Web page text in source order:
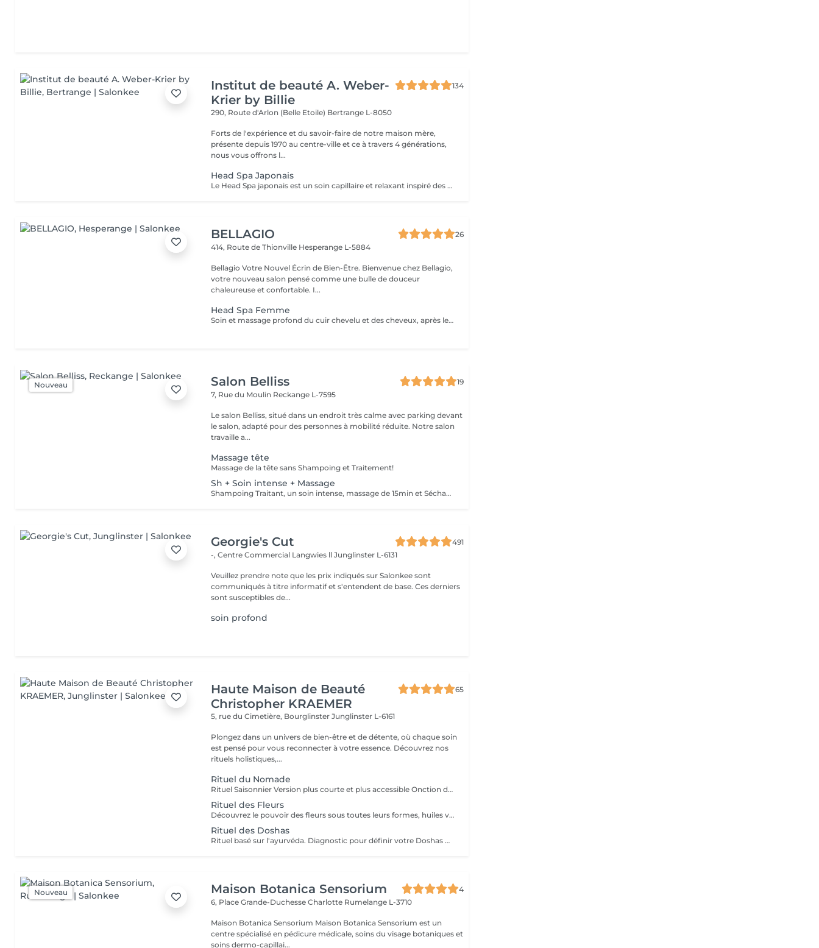
Institut de beauté A. Weber-
Krier by Billie
134
290, Route d'Arlon (Belle Etoile) Bertrange L-8050
Forts de l'expérience et du savoir-faire de notre maison mère,
présente depuis 1970 au centre-ville et ce à travers 4 générations,
nous vous offrons l...
Head Spa Japonais
Le Head Spa japonais est un soin capillaire et relaxant inspiré des rituels de bien-être japonais. Alliant techniques de massage du cuir chevelu, soins purifiants et hydratants, il cible à la fois la santé des cheveux et l'apaisement de l'esprit. Grâce à des mouvements précis et à des produits naturels, ce rituel libère les tensions, améliore la circulation sanguine et stimule la croissance capillaire. Idéal pour ceux qui recherchent un moment de détente profonde et des cheveux revitalisés, le Head Spa japonais apporte fraîcheur, équilibre et éclat des racines aux pointes.
BELLAGIO
26
414, Route de Thionville Hesperange L-5884
Bellagio Votre Nouvel Écrin de Bien-Être. Bienvenue chez Bellagio,
votre nouveau salon pensé comme une bulle de douceur
chaleureuse et confortable. I...
Head Spa Femme
Soin et massage profond du cuir chevelu et des cheveux, après le soins un brushing ou séchage naturelle .
Nouveau Salon Belliss
19
7, Rue du Moulin Reckange L-7595
Le salon Belliss, situé dans un endroit très calme avec parking devant
le salon, adapté pour des personnes à mobilité réduite. Notre salon
travaille a...
Massage tête
Massage de la tête sans Shampoing et Traitement!
Sh + Soin intense + Massage
Shampoing Traitant, un soin intense, massage de 15min et Séchage
Georgie's Cut
491
-, Centre Commercial Langwies llJunglinster L-6131
Veuillez prendre note que les prix indiqués sur Salonkee sont
communiqués à titre informatif et s'entendent de base. Ces derniers
sont susceptibles de...
soin profond
Haute Maison de Beauté
Christopher KRAEMER
65
5, rue du Cimetière, BourglinsterJunglinster L-6161
Plongez dans un univers de bien-être et de détente, où chaque soin
est pensé pour vous reconnecter à votre essence. Découvrez nos
rituels holistiques,...
Rituel du Nomade
Rituel Saisonnier Version plus courte et plus accessible Onction d'huile d'aloès-vera-argan-dattier, gommage aux pépins de fraise et poudre d'ananas, cataplasme au rhassoul, bain de vapeur citron vert-menthe, shampooing citron vert-lavande-ylang-ylang, masque Néroli-ciste ladanifère-menthe avec massage de la tête, cascade, pulvérisation faciale hydrolat de fleur d'oranger
Rituel des Fleurs
Découvrez le pouvoir des fleurs sous toutes leurs formes, huiles végétales, essentielles, infusions etc Un moment de poésie, qui vous laissera sans voix.. Véritable moment de relaxation complète. Sauna infrarouge, Massage shiatsu, bol d'air jacquier, douche. Onction d'huiles précieuses, hammam crânien, facial et respiratoire, bains rythmés avec méditation guidée, exercices de sophrologie, shampooing, pose de masque et massage crânien, rituel de la cascade, rinçage à l'infusion de plantes et pulvérisation faciale aux hydrolats qui clôturent le soin. Ne comprend pas le séchage des cheveux.
Rituel des Doshas
Rituel basé sur l'ayurvéda. Diagnostic pour définir votre Doshas dominant afin de le rééquilibrer En plus des rituels complets -Diagnostic -Application d'huiles chaudes -Application cataplasmes ayurvédiques (cuir chevelu & cheveux)
Nouveau Maison Botanica Sensorium
4
6, Place Grande-Duchesse Charlotte Rumelange L-3710
Maison Botanica Sensorium Maison Botanica Sensorium est un
centre spécialisé en pédicure médicale, soins du visage botaniques et
soins dermo-capillai...